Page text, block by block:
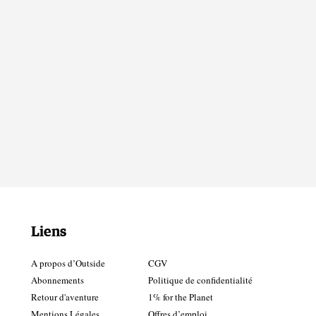
Liens
A propos d’Outside
Abonnements
Retour d'aventure
CGV
Politique de confidentialité
1% for the Planet